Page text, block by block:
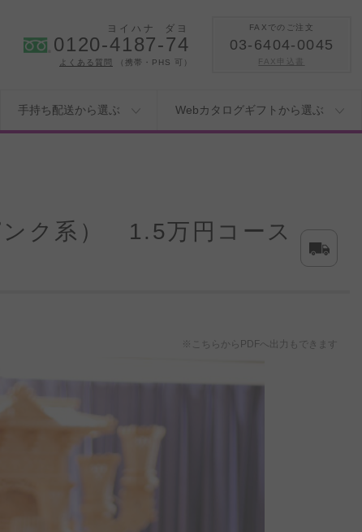
ヨイハナ ダヨ
0120-4187-74
よくある質問 （携帯・PHS 可）
FAXでのご注文
03-6404-0045
FAX申込書
手持ち配送から選ぶ Webカタログギフトから選ぶ
ク系） 1.5万円コース
※こちらからPDFへ出力もできます